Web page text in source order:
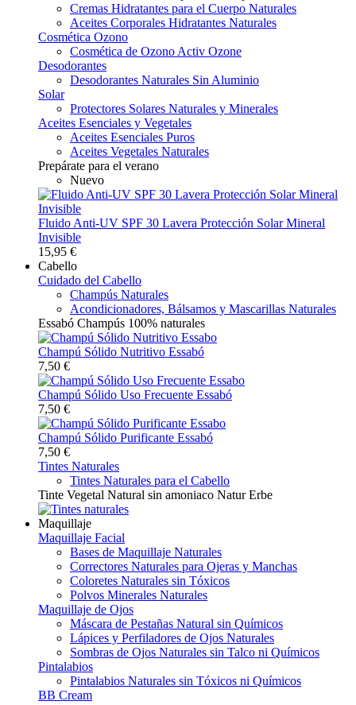
Cremas Hidratantes para el Cuerpo Naturales
Aceites Corporales Hidratantes Naturales
Cosmética Ozono
Cosmética de Ozono Activ Ozone
Desodorantes
Desodorantes Naturales Sin Aluminio
Solar
Protectores Solares Naturales y Minerales
Aceites Esenciales y Vegetales
Aceites Esenciales Puros
Aceites Vegetales Naturales
Prepárate para el verano
Nuevo
Fluido Anti-UV SPF 30 Lavera Protección Solar Mineral
Invisible
15,95 €
Cabello
Cuidado del Cabello
Champús Naturales
Acondicionadores, Bálsamos y Mascarillas Naturales
Essabó Champús 100% naturales
Champú Sólido Nutritivo Essabó
7,50 €
Champú Sólido Uso Frecuente Essabó
7,50 €
Champú Sólido Purificante Essabó
7,50 €
Tintes Naturales
Tintes Naturales para el Cabello
Tinte Vegetal Natural sin amoniaco Natur Erbe
Maquillaje
Maquillaje Facial
Bases de Maquillaje Naturales
Correctores Naturales para Ojeras y Manchas
Coloretes Naturales sin Tóxicos
Polvos Minerales Naturales
Maquillaje de Ojos
Máscara de Pestañas Natural sin Químicos
Lápices y Perfiladores de Ojos Naturales
Sombras de Ojos Naturales sin Talco ni Químicos
Pintalabios
Pintalabios Naturales sin Tóxicos ni Químicos
BB Cream